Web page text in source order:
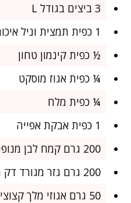
3 ביצים בגודל L
1 כפית תמצית וניל איכותית
½ כפית קינמון טחון
¼ כפית אגוז מוסקט
¼ כפית מלח
1 כפית אבקת אפייה
200 גרם קמח לבן מנופה
200 גרם גזר מגורד דק מאוד
50 גרם אגוזי מלך